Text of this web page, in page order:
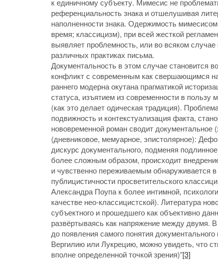
референциальность знака и отшелушивая
наполненности знака. Одержимость
время; классицизм), при всей жесткой
выявляет проблемность, или во всяком случае
различных практиках письма.
Документальность в этом случае становится
конфликт с современным как свершающимся
раннего модерна окутана прагматикой
статуса, изъятием из современности в пользу
(как это делает одическая традиция).
подвижность и контекстуализация факта,
нововременной роман сводит документальное
(дневниковое, мемуарное, эпистолярное):
дискурс документального, подменяя
более сложным образом, происходит
и чувственно переживаемым обнаруживается
публицистичности просветительского
Александра Поупа к более интимной,
качестве нео-классицистской). Литература
субъектного и прошедшего как объективно
развёртываясь как напряжение между двумя.
до появления самого понятия
Вергилию или Лукрецию, можно увидеть, что
вполне определенной точкой зрения)”[3]